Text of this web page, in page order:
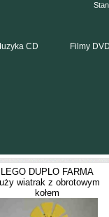
CD Filmy
LEGO DUPLO FARMA
wiatrak z obrotowym
kołem